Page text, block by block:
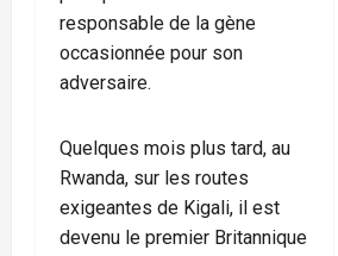
responsable de la gène
occasionnée pour son
adversaire.
Quelques mois plus tard, au
Rwanda, sur les routes
exigeantes de Kigali, il est
devenu le premier Britannique